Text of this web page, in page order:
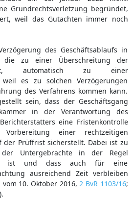
Grundrechtsverletzung begründet,
weil das Gutachten immer noch
des Geschäftsablaufs in
die zu einer Überschreitung der
automatisch zu einer
weil es zu solchen Verzögerungen
des Verfahrens kommen kann.
sein, dass der Geschäftsgang
in der Verantwortung des
eine Fristenkontrolle
einer rechtzeitigen
der Prüffrist sicherstellt. Dabei ist zu
der Untergebrachte in der Regel
ist und dass auch für eine
ausreichend Zeit verbleiben
vom 10. Oktober 2016, 2 BvR 1103/16;